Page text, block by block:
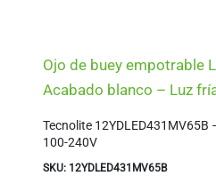
Ojo de buey empotrable
Acabado blanco – Luz
Tecnolite 12YDLED431MV65B
100-240V
SKU: 12YDLED431MV65B